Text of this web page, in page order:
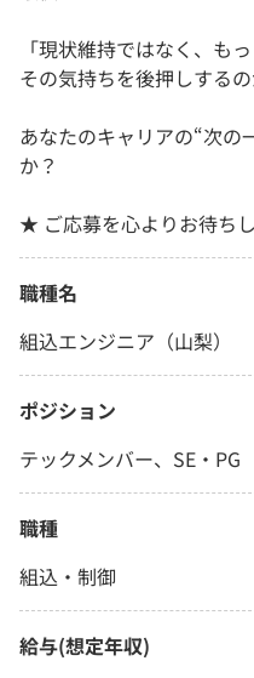
「現状維持ではなく、も
その気持ちを後押しするの
あなたのキャリアの“次の
か？
★ ご応募を心よりお待ちし
職種名
組込エンジニア（山梨）
ポジション
テックメンバー、SE・PG
職種
組込・制御
給与(想定年収)